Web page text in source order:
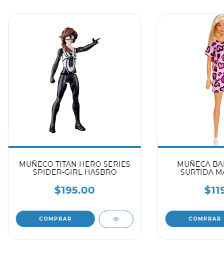
MUÑECO TITAN HERO SERIES
SPIDER-GIRL HASBRO
$195.00
MUÑECA
SURTIDA